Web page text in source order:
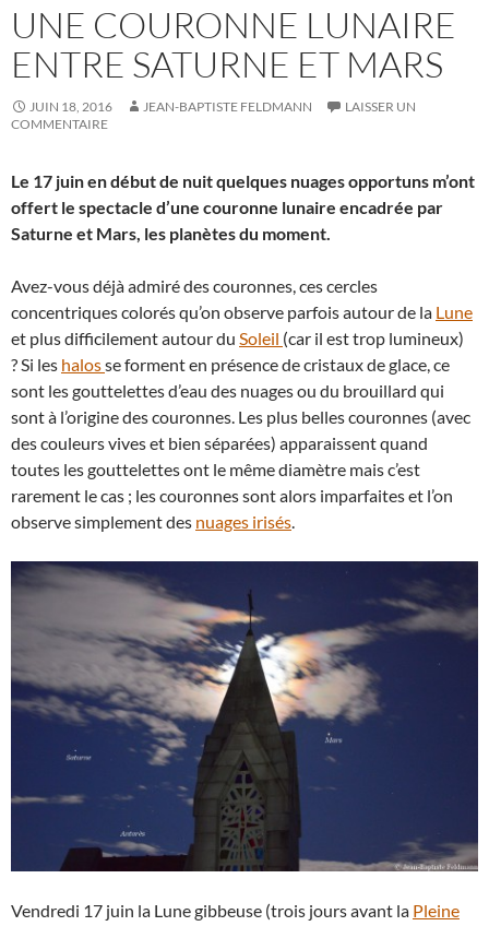
UNE COURONNE LUNAIRE
ENTRE SATURNE ET MARS
JUIN 18, 2016 JEAN-BAPTISTE FELDMANN
LAISSER UN
COMMENTAIRE
Le 17 juin en début de nuit quelques nuages opportuns m’ont
offert le spectacle d’une couronne lunaire encadrée par
Saturne et Mars, les planètes du moment.
Avez-vous déjà admiré des couronnes, ces cercles
concentriques colorés qu’on observe parfois autour de la Lune
et plus difficilement autour du Soleil (car il est trop lumineux)
? Si les halosse forment en présence de cristaux de glace, ce
sont les gouttelettes d’eau des nuages ou du brouillard qui
sont à l’origine des couronnes. Les plus belles couronnes (avec
des couleurs vives et bien séparées) apparaissent quand
toutes les gouttelettes ont le même diamètre mais c’est
rarement le cas ; les couronnes sont alors imparfaites et l’on
observe simplement des nuages irisés
Vendredi 17 juin la Lune gibbeuse (trois jours avant la Pleine